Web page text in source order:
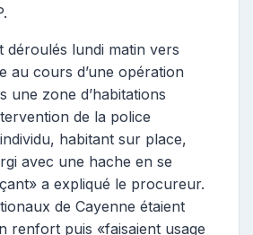
déroulés lundi matin vers
au cours d’une opération
une zone d’habitations
de la police
habitant sur place,
avec une hache en se
a expliqué le procureur.
de Cayenne étaient
renfort puis «faisaient usage